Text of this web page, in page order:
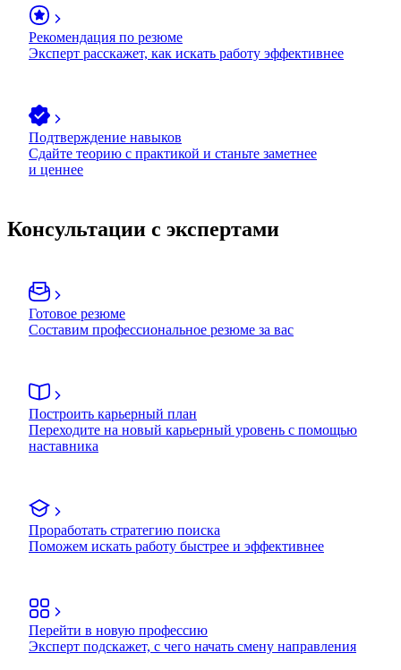
Рекомендация по резюме
Эксперт расскажет, как искать работу эффективнее
Подтверждение навыков
Сдайте теорию с практикой и станьте заметнее
и ценнее
Консультации с экспертами
Готовое резюме
Составим профессиональное резюме за вас
Построить карьерный план
Переходите на новый карьерный уровень с помощью
наставника
Проработать стратегию поиска
Поможем искать работу быстрее и эффективнее
Перейти в новую профессию
Эксперт подскажет, с чего начать смену направления